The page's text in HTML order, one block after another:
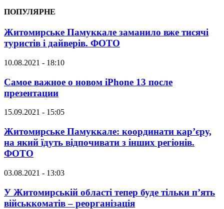
ПОПУЛЯРНЕ
Житомирське Памуккале заманило вже тисячі
туристів і дайверів. ФОТО
10.08.2021 - 18:10
Самое важное о новом iPhone 13 после
презентации
15.09.2021 - 15:05
Житомирське Памуккале: координати кар’єру,
на який їдуть відпочивати з інших регіонів.
ФОТО
03.08.2021 - 13:03
У Житомирській області тепер буде тільки п’ять
військкоматів – реорганізація